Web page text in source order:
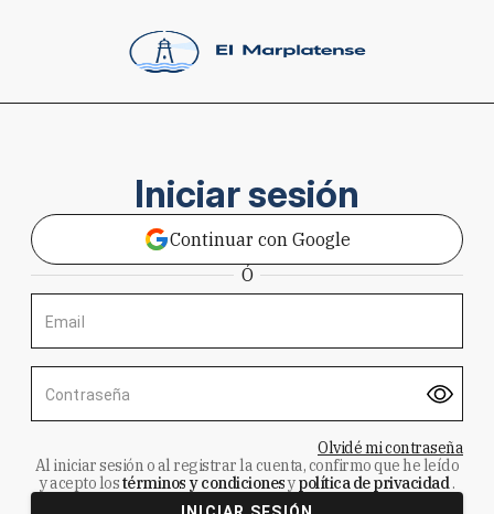
Iniciar sesión
Continuar con Google
Ó
Email
Contraseña
Olvidé mi contraseña
Al iniciar sesión o al registrar la cuenta, confirmo que he leído
y acepto lostérminos y condicionesypolítica de privacidad.